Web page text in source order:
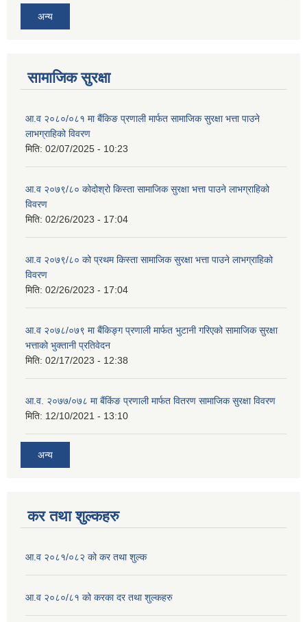
अन्य
सामाजिक सुरक्षा
आ.व २०८०/०८१ मा बैंकिङ प्रणाली मार्फत सामाजिक सुरक्षा भत्ता पाउने
लाभग्राहिको विवरण
मिति: 02/07/2025 - 10:23
आ.व २०७९/८० कोदोश्रो किस्ता सामाजिक सुरक्षा भत्ता पाउने लाभग्राहिको
विवरण
मिति: 02/26/2023 - 17:04
आ.व २०७९/८० को प्रथम किस्ता सामाजिक सुरक्षा भत्ता पाउने लाभग्राहिको
विवरण
मिति: 02/26/2023 - 17:04
आ.व २०७८/०७९ मा बैंकिङ्ग प्रणाली मार्फत भुटानी गरिएको सामाजिक सुरक्षा
भत्ताको भुक्तानी प्रतिवेदन
मिति: 02/17/2023 - 12:38
आ.व. २०७७/०७८ मा बैंकिंङ प्रणाली मार्फत वितरण सामाजिक सुरक्षा विवरण
मिति: 12/10/2021 - 13:10
अन्य
कर तथा शुल्कहरु
आ.व २०८१/०८२ को कर तथा शुल्क
आ.व २०८०/८१ को करका दर तथा शुल्कहरु